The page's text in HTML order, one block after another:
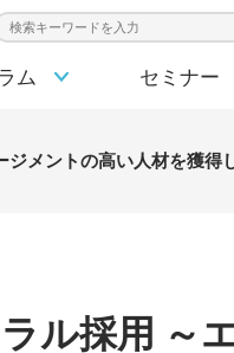
索キーワード入力
ム セミナー
メントの高い人材を獲得
ル採用 ～